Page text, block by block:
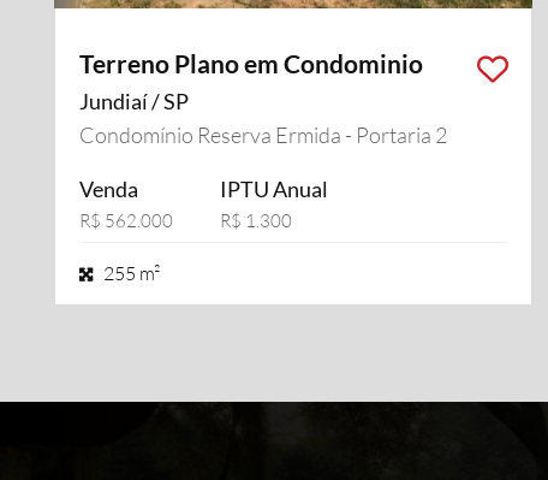
Terreno Plano em Condominio
Jundiaí / SP
Condomínio Reserva Ermida - Portaria 2
Venda
R$ 562.000
IPTU Anual
R$ 1.300
255 m²